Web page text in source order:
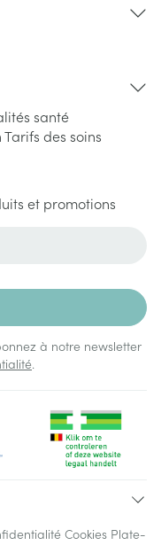
santé
Tarifs des soins
et promotions
à notre newsletter
.
Cookies Plate-